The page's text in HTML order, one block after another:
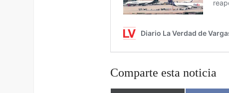
Comparte esta noticia